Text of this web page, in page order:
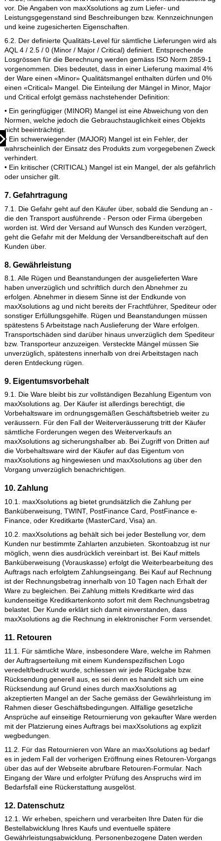
5.2. Sofern maxXsolutions ag die Nichteinhaltung verbindlich
zugesagter Fristen und Termine zu vertreten hat oder
maxXsolutions ag sich in Verzug befindet, ist die Haftung von
halbes Prozent des Rechnungswertes (ohne MwSt.) der vom
Verzug betroffenen Lieferungen und Leistungen, insgesamt
auf höchstens fünf Prozent des Rechnungswertes der vom
betroffenen Lieferungen und Leistungen beschränkt.
Darüberhinausgehende Ansprüche sind ausgeschlossen, es
denn, der Verzug beruht seitens maxXsolutions ag auf
Grobfahrlässigkeit. Uns bleibt der Nachweis vorbehalten, dass
Ihnen gar kein Schaden oder nur ein wesentlich geringerer
Schaden als vorstehende Pauschale entstanden ist.
6. Materialvorbehalte
6.1. Geringfügige bzw. unerhebliche Abweichungen in Bezug
Farbe, Materialstärke und Ausführung behält sich
Leistungsgegenstand sind Beschreibungen bzw.
und keine zugesicherten Eigenschaften.
6.2. Der definierte Qualitäts-Level für sämtliche Lieferungen
AQL 4 / 2.5 / 0 (Minor / Major / Critical) definiert.
Losgrössen für die Berechnung werden gemäss ISO Norm
der Ware einen «Minor» Qualitätsmangel enthalten dürfen
einen «Critical» Mangel. Die Einteilung der Mängel in Minor,
und Critical erfolgt gemäss nachstehender Definition:
• Ein geringfügiger (MINOR) Mangel ist eine Abweichung von
Normen, welche jedoch die Gebrauchstauglichkeit eines
nicht beeinträchtigt.
• Ein schwerwiegender (MAJOR) Mangel ist ein Fehler, der
wahrscheinlich der Einsatz des Produkts zum vorgegebenen
verhindert.
• Ein kritischer (CRITICAL) Mangel ist ein Mangel, der als
7. Gefahrtragung
7.1. Die Gefahr geht auf den Käufer über, sobald die
die den Transport ausführende - Person oder Firma
worden ist. Wird der Versand auf Wunsch des Kunden
geht die Gefahr mit der Meldung der Versandbereitschaft auf
Kunden über.
8. Gewährleistung
8.1. Alle Rügen und Beanstandungen der ausgelieferten Ware
erfolgen. Abnehmer in diesem Sinne ist der Endkunde von
maxXsolutions ag und nicht bereits der Frachtführer,
spätestens 5 Arbeitstage nach Auslieferung der Ware erfolgen.
Transportschäden sind darüber hinaus unverzüglich dem
bzw. Transporteur anzuzeigen. Versteckte Mängel müssen Sie
unverzüglich, spätestens innerhalb von drei Arbeitstagen nach
deren Entdeckung rügen.
9. Eigentumsvorbehalt
9.1. Die Ware bleibt bis zur vollständigen Bezahlung
Vorbehaltsware im ordnungsgemäßen Geschäftsbetrieb
veräussern. Für den Fall der Weiterveräusserung tritt der
sämtliche Forderungen wegen des Weiterverkaufs an
maxXsolutions ag sicherungshalber ab. Bei Zugriff von Dritten
die Vorbehaltsware wird der Käufer auf das Eigentum von
maxXsolutions ag hingewiesen und maxXsolutions ag über
Vorgang unverzüglich benachrichtigen.
10. Zahlung
10.1. maxXsolutions ag bietet grundsätzlich die Zahlung per
Banküberweisung, TWINT, PostFinance Card, PostFinance e-
Finance, oder Kreditkarte (MasterCard, Visa) an.
10.2. maxXsolutions ag behält sich bei jeder Bestellung vor,
Kunden nur bestimmte Zahlarten anzubieten. Skontoabzug
möglich, wenn dies ausdrücklich vereinbart ist. Bei Kauf
Banküberweisung (Vorauskasse) erfolgt die
ist der Rechnungsbetrag innerhalb von 10 Tagen nach Erhalt
Ware zu begleichen. Bei Zahlung mittels Kreditkarte wird das